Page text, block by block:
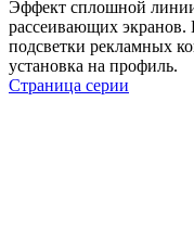
Эффект сплошной линии
рассеивающих экранов.
подсветки рекламных
установка на профиль.
Страница серии